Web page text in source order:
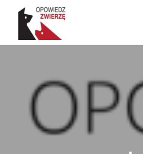
ZWIERZĘTA W LITERATURZE I SZTUCE
ZWIERZĘTA W CHRZEŚCIJAŃSTWIE
ZRÓB CO MOŻESZ
NAPISZ DO NAS